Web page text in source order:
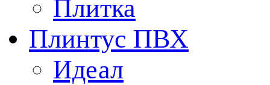
Плитка
Плинтус ПВХ
Идеал